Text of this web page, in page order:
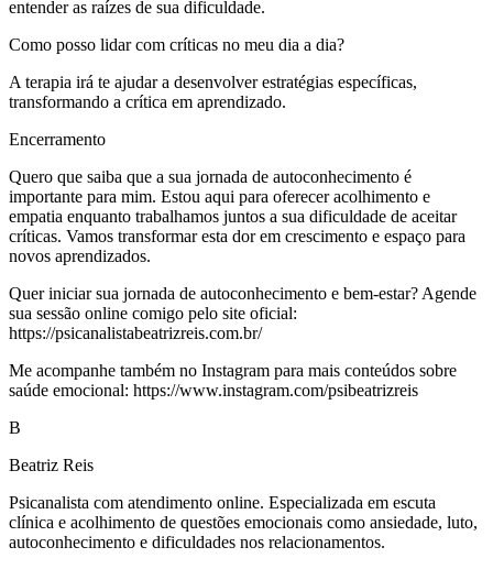
entender as raízes de sua dificuldade.
Como posso lidar com críticas no meu dia a dia?
A terapia irá te ajudar a desenvolver estratégias específicas,
transformando a crítica em aprendizado.
Encerramento
Quero que saiba que a sua jornada de autoconhecimento é
importante para mim. Estou aqui para oferecer acolhimento e
empatia enquanto trabalhamos juntos a sua dificuldade de aceitar
críticas. Vamos transformar esta dor em crescimento e espaço para
novos aprendizados.
Quer iniciar sua jornada de autoconhecimento e bem-estar? Agende
sua sessão online comigo pelo site oficial:
https://psicanalistabeatrizreis.com.br/
Me acompanhe também no Instagram para mais conteúdos sobre
saúde emocional: https://www.instagram.com/psibeatrizreis
B
Beatriz Reis
Psicanalista com atendimento online. Especializada em escuta
clínica e acolhimento de questões emocionais como ansiedade, luto,
autoconhecimento e dificuldades nos relacionamentos.